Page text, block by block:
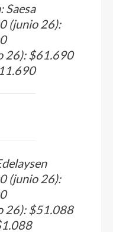
Saesa
(junio 26):
26): $61.690
(junio 26):
26): $51.088